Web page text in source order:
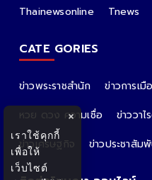
Thainewsonline
Tnews
CATE GORIES
ข่าวพระราชสำนัก ข่าวการเมื
หวย ดวง ความเชื่อ
ข่าววาไ
ข่าวเศรษฐกิจ
ข่าวประชาสัม
×
เราใช้คุกกี้
เพื่อให้
เว็บไซต์